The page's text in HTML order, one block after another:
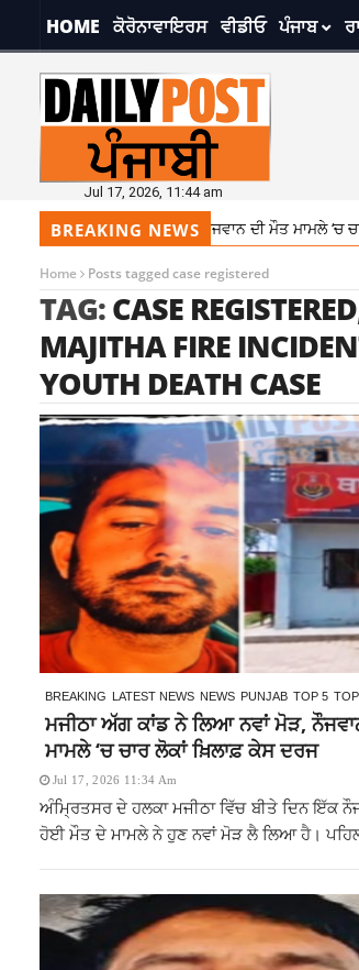
HOME ਕੋਰੋਨਾਵਾਇਰਸ ਵੀਡੀਓ ਪੰਜਾਬ
Jul 17, 2026, 11:44 am
BREAKING NEWS
ਨੇ ਲਿਆ ਨਵਾਂ ਮੋੜ, ਨੌਜਵਾਨ ਦੀ ਮੌਤ ਮਾਮਲੇ ‘ਚ ਚਾਰ ਲੋਕਾਂ
Home Posts tagged case registered
TAG:CASE REGISTERED
MAJITHA FIRE
YOUTH DEATH CASE
BREAKING LATEST NEWS NEWS PUNJAB TOP 5
ਮਜੀਠਾ ਅੱਗ ਕਾਂਡ ਨੇ ਲਿਆ ਨਵਾਂ ਮੋੜ,
ਮਾਮਲੇ ‘ਚ ਚਾਰ ਲੋਕਾਂ ਖ਼ਿਲਾਫ਼ ਕੇਸ ਦਰਜ
Jul 17, 2026 11:34 Am
ਅੰਮ੍ਰਿਤਸਰ ਦੇ ਹਲਕਾ ਮਜੀਠਾ ਵਿੱਚ ਬੀਤੇ ਦਿਨ ਇੱਕ
ਹੋਈ ਮੌਤ ਦੇ ਮਾਮਲੇ ਨੇ ਹੁਣ ਨਵਾਂ ਮੋੜ ਲੈ ਲਿਆ ਹੈ।